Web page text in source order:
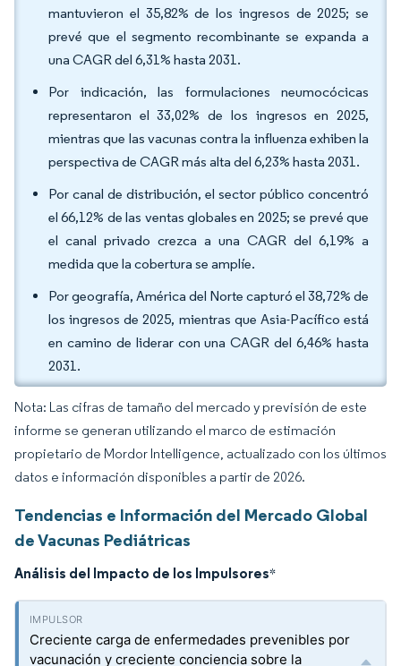
mantuvieron el 35,82% de los ingresos de 2025; se
prevé que el segmento recombinante se expanda a
una CAGR del 6,31% hasta 2031.
Por indicación, las formulaciones neumocócicas
representaron el 33,02% de los ingresos en 2025,
mientras que las vacunas contra la influenza exhiben la
perspectiva de CAGR más alta del 6,23% hasta 2031.
Por canal de distribución, el sector público concentró
el 66,12% de las ventas globales en 2025; se prevé que
el canal privado crezca a una CAGR del 6,19% a
medida que la cobertura se amplíe.
Por geografía, América del Norte capturó el 38,72% de
los ingresos de 2025, mientras que Asia-Pacífico está
en camino de liderar con una CAGR del 6,46% hasta
2031.
Nota: Las cifras de tamaño del mercado y previsión de este
informe se generan utilizando el marco de estimación
propietario de Mordor Intelligence, actualizado con los últimos
datos e información disponibles a partir de 2026.
Tendencias e Información del Mercado Global
de Vacunas Pediátricas
Análisis del Impacto de los Impulsores*
Creciente carga de enfermedades prevenibles por
vacunación y creciente conciencia sobre la